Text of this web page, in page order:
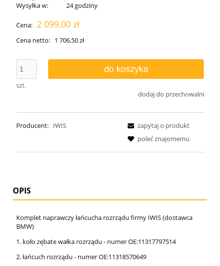
Wysyłka w:
24 godziny
Cena: 2 099,00 zł
Cena netto: 1 706,50 zł
szt.
do koszyka
dodaj do przechowalni
Producent: IWIS
zapytaj o produkt
poleć znajomemu
OPIS
Komplet naprawczy łańcucha rozrządu firmy IWIS (dostawca
BMW)
1. koło zębate wałka rozrządu - numer OE:11317797514
2. łańcuch rozrządu - numer OE:11318570649